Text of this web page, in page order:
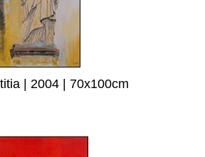
| 2004 | 70x100cm